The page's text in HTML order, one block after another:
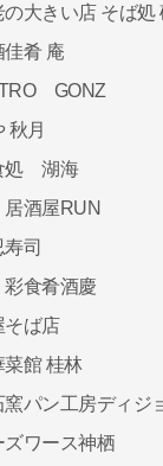
の大きい店 そば処
佳肴 庵
GONZ
秋月
処 湖海
居酒屋RUN
寿司
彩食肴酒慶
そば店
菜館 桂林
窯パン工房ディジ
ズワース神栖